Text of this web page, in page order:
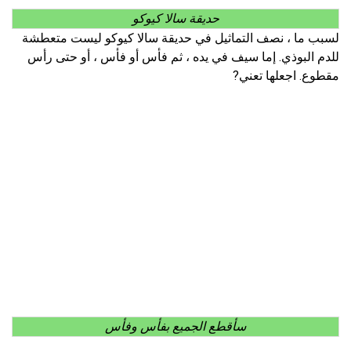
حديقة سالا كيوكو
لسبب ما ، نصف التماثيل في حديقة سالا كيوكو ليست متعطشة
للدم البوذي. إما سيف في يده ، ثم فأس أو فأس ، أو حتى رأس
مقطوع. اجعلها تعني?
سأقطع الجميع بفأس وفأس